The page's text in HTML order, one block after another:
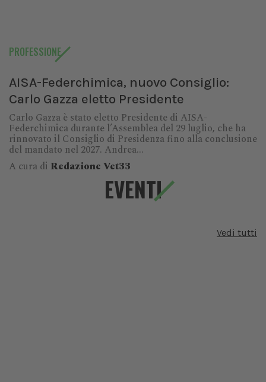
PROFESSIONE
AISA-Federchimica, nuovo Consiglio:
Carlo Gazza eletto Presidente
Carlo Gazza è stato eletto Presidente di AISA-
Federchimica durante l’Assemblea del 29 luglio, che ha
rinnovato il Consiglio di Presidenza fino alla conclusione
del mandato nel 2027. Andrea...
A cura di Redazione Vet33
EVENTI
Vedi tutti